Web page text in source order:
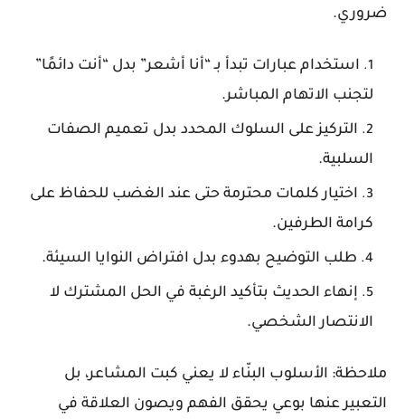
ضروري.
استخدام عبارات تبدأ بـ “أنا أشعر” بدل “أنت دائمًا”
لتجنب الاتهام المباشر.
التركيز على السلوك المحدد بدل تعميم الصفات
السلبية.
اختيار كلمات محترمة حتى عند الغضب للحفاظ على
كرامة الطرفين.
طلب التوضيح بهدوء بدل افتراض النوايا السيئة.
إنهاء الحديث بتأكيد الرغبة في الحل المشترك لا
الانتصار الشخصي.
ملاحظة: الأسلوب البنّاء لا يعني كبت المشاعر، بل
التعبير عنها بوعي يحقق الفهم ويصون العلاقة في